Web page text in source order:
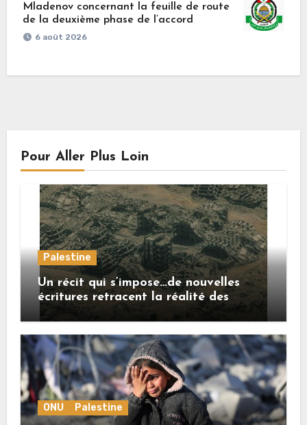
Mladenov concernant la feuille de route
de la deuxième phase de l’accord
6 août 2026
Pour Aller Plus Loin
Palestine
Un récit qui s’impose…de nouvelles
écritures retracent la réalité des
crimes sionistes à Gaza
ONU Palestine